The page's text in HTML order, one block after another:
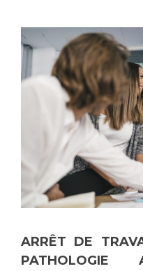
ARRÊT DE
PATHOLOGIE